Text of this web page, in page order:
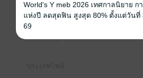
อย่างจะพังทลายลงในที่สุด
World's Y meb 2026 เทศกาลนิยาย
แห่งปี ลดสุดฟิน สูงสุด 80% ตั้งแต่วันที่
69